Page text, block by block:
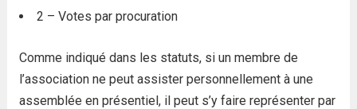
2 – Votes par procuration
Comme indiqué dans les statuts, si un membre de
l’association ne peut assister personnellement à une
assemblée en présentiel, il peut s’y faire représenter par